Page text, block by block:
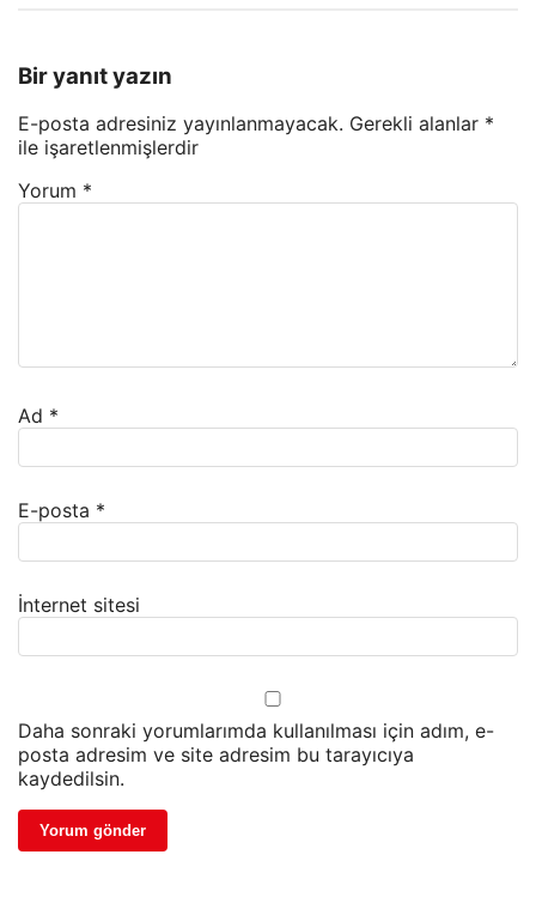
Bir yanıt yazın
E-posta adresiniz yayınlanmayacak. Gerekli alanlar *
ile işaretlenmişlerdir
Yorum *
Ad *
E-posta *
İnternet sitesi
Daha sonraki yorumlarımda kullanılması için adım, e-
posta adresim ve site adresim bu tarayıcıya
kaydedilsin.